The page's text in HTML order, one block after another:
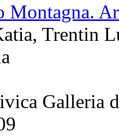
Montagna.
Trentin
Galleria